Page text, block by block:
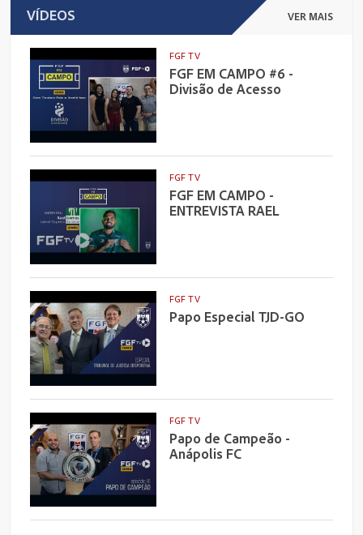
VÍDEOS VER MAIS
FGF TV
FGF EM CAMPO #6 -
Divisão de Acesso
FGF TV
FGF EM CAMPO -
ENTREVISTA RAEL
FGF TV
Papo Especial TJD-GO
FGF TV
Papo de Campeão -
Anápolis FC